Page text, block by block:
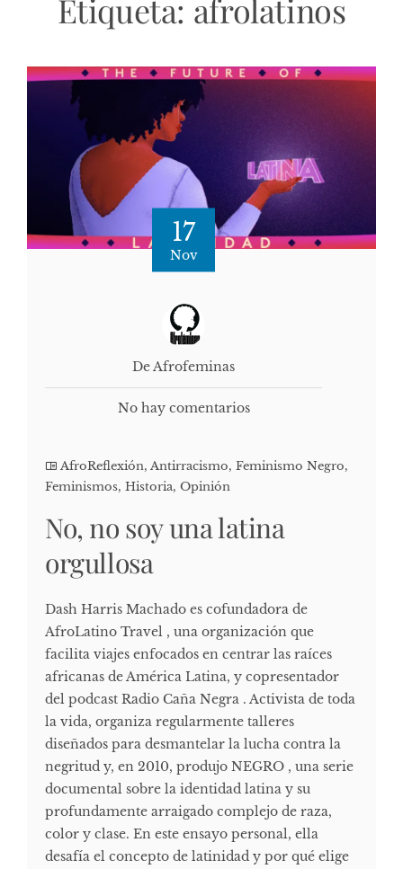
Etiqueta: afrolatinos
17
Nov
De Afrofeminas
No hay comentarios
AfroReflexión, Antirracismo, Feminismo Negro,
Feminismos, Historia, Opinión
No, no soy una latina
orgullosa
Dash Harris Machado es cofundadora de
AfroLatino Travel , una organización que
facilita viajes enfocados en centrar las raíces
africanas de América Latina, y copresentador
del podcast Radio Caña Negra . Activista de toda
la vida, organiza regularmente talleres
diseñados para desmantelar la lucha contra la
negritud y, en 2010, produjo NEGRO , una serie
documental sobre la identidad latina y su
profundamente arraigado complejo de raza,
color y clase. En este ensayo personal, ella
desafía el concepto de latinidad y por qué elige